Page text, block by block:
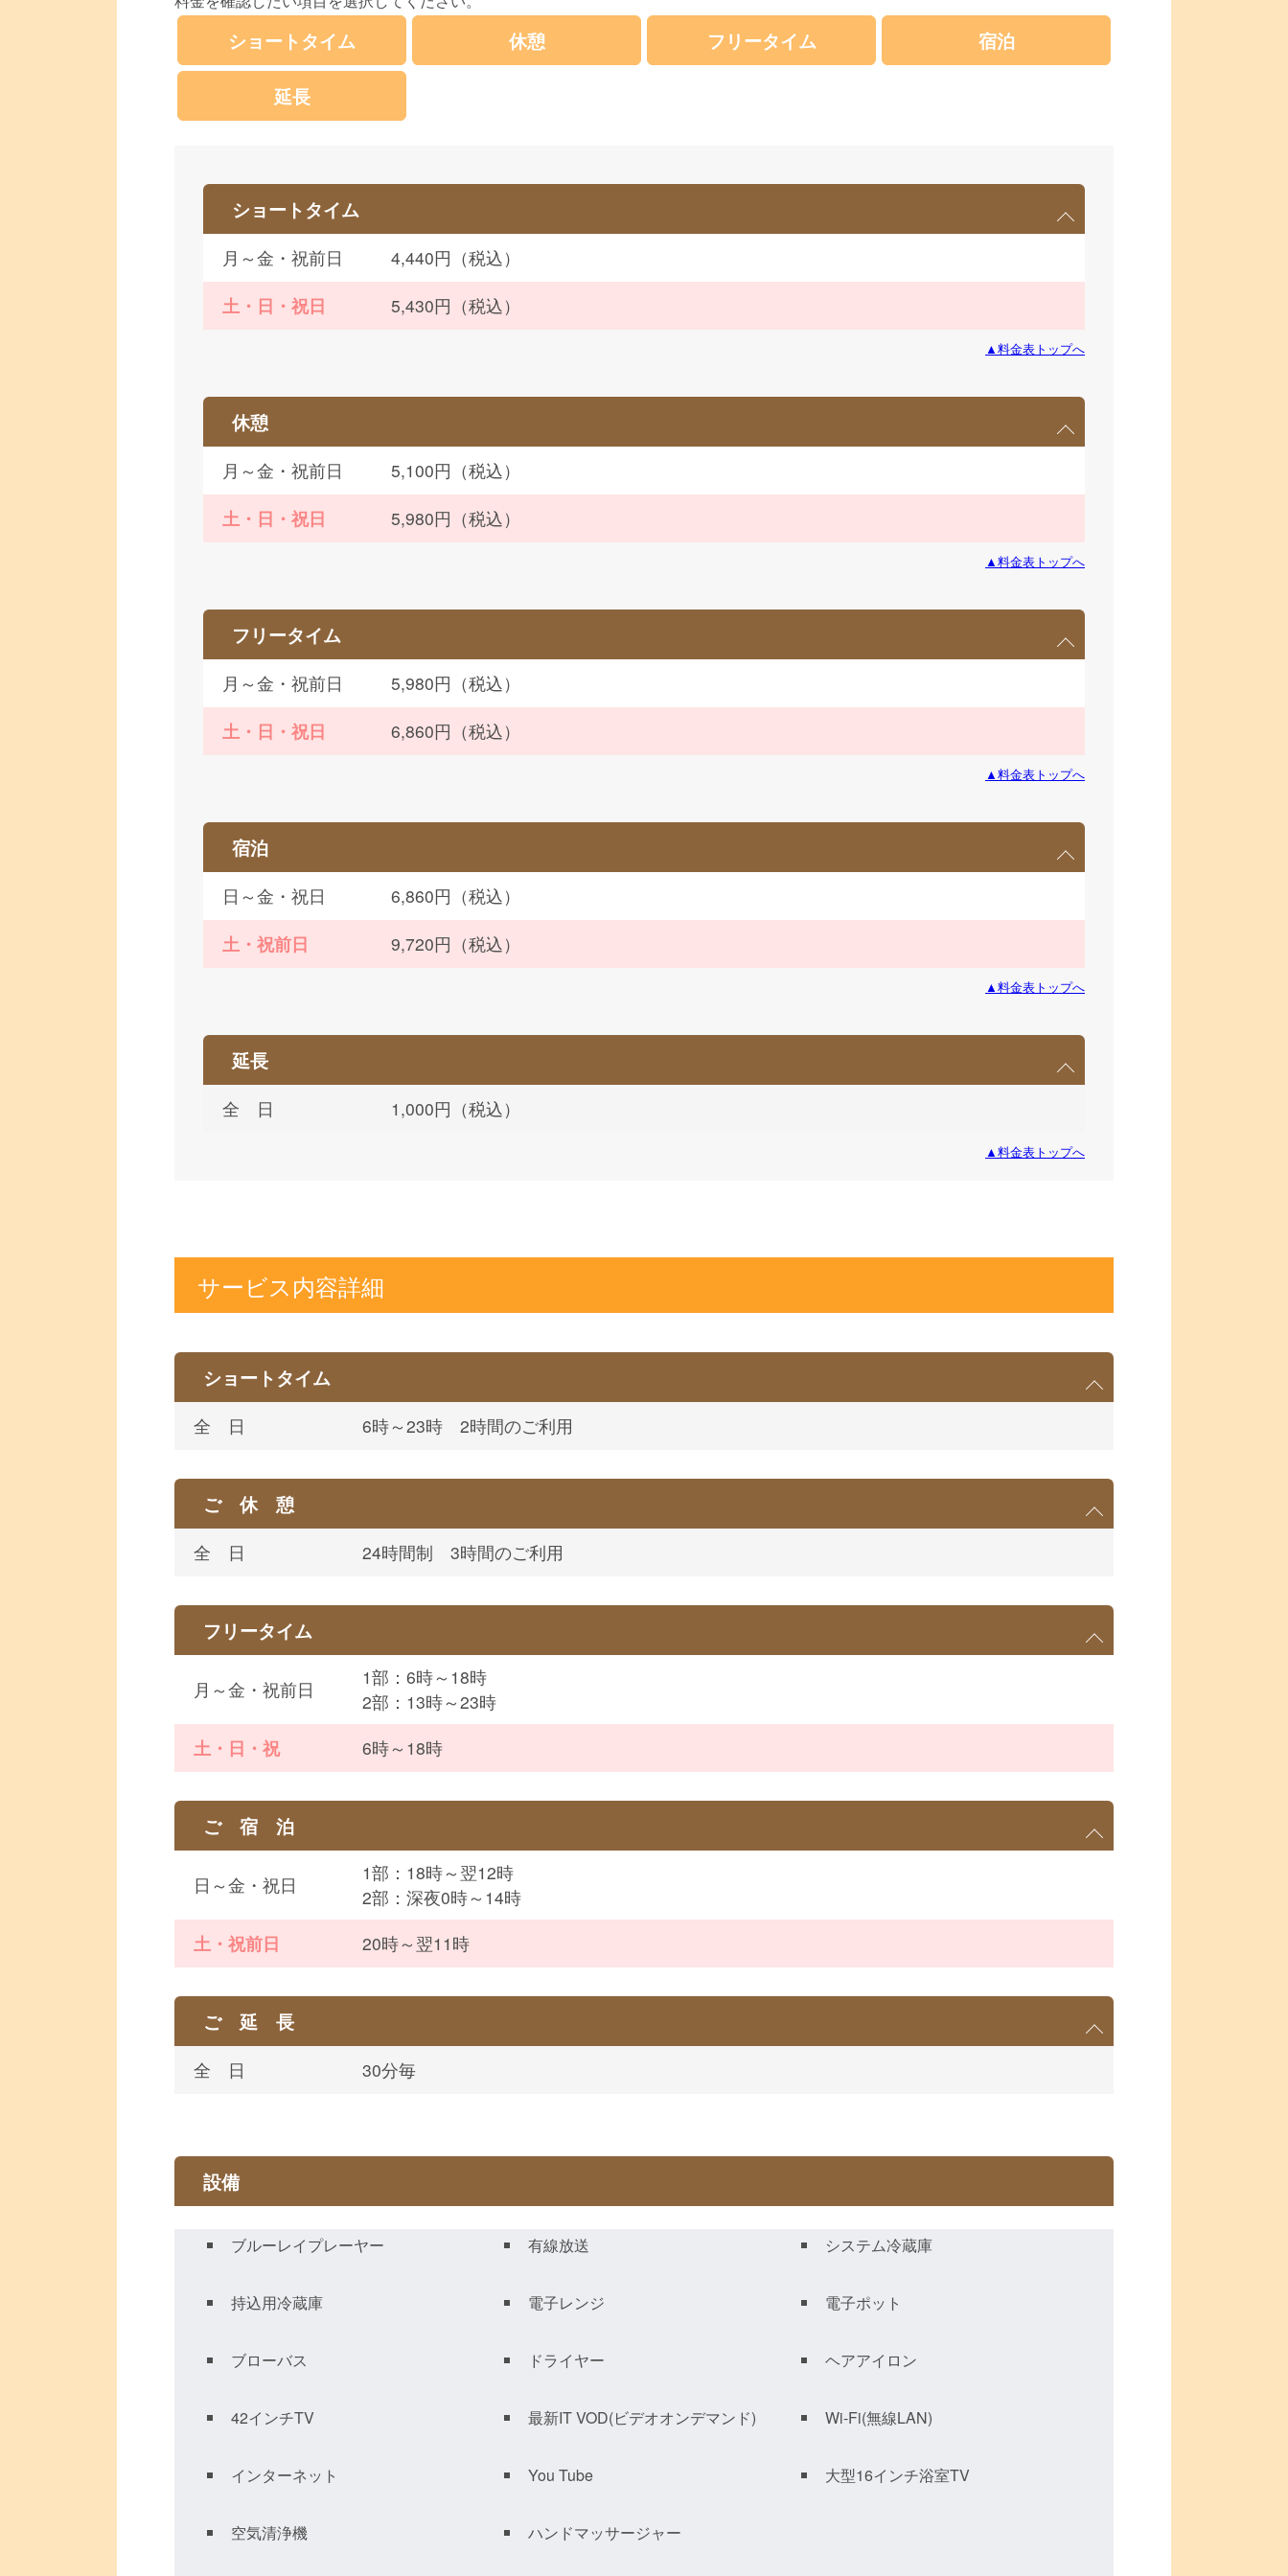
ショートタイム 休憩 フリータイム 宿泊
延長
ショートタイム
月～金・祝前日
4,440円（税込）
土・日・祝日
5,430円（税込）
▲料金表トップへ
休憩
月～金・祝前日
5,100円（税込）
土・日・祝日
5,980円（税込）
▲料金表トップへ
フリータイム
月～金・祝前日
5,980円（税込）
土・日・祝日
6,860円（税込）
▲料金表トップへ
宿泊
日～金・祝日
6,860円（税込）
土・祝前日
9,720円（税込）
▲料金表トップへ
延長
全 日 1,000円（税込）
▲料金表トップへ
サービス内容詳細
ショートタイム
全 日 6時～23時 2時間のご利用
ご 休 憩
全 日 24時間制 3時間のご利用
フリータイム
月～金・祝前日
1部：6時～18時
2部：13時～23時
土・日・祝
6時～18時
ご 宿 泊
日～金・祝日
1部：18時～翌12時
2部：深夜0時～14時
土・祝前日
20時～翌11時
ご 延 長
全 日 30分毎
設備
ブルーレイプレーヤー 有線放送 システム冷蔵庫
持込用冷蔵庫 電子レンジ 電子ポット
ブローバス ドライヤー ヘアアイロン
42インチTV 最新IT VOD(ビデオオンデマンド) Wi-Fi(無線LAN)
インターネット You Tube 大型16インチ浴室TV
空気清浄機 ハンドマッサージャー